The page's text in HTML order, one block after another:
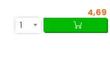
4,69
1